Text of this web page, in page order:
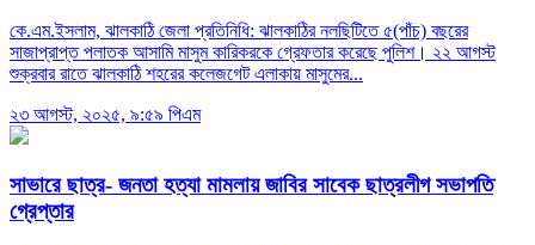
কে.এম.ইসলাম, ঝালকাঠি জেলা প্রতিনিধি: ঝালকাঠির নলছিটিতে ৫(পাঁচ) বছরের
সাজাপ্রাপ্ত পলাতক আসামি মাসুম কারিকরকে গ্রেফতার করেছে পুলিশ। ২২ আগস্ট
শুক্রবার রাতে ঝালকাঠি শহরের কলেজগেট এলাকায় মাসুমের...
২৩ আগস্ট, ২০২৫, ৯:৫৯ পিএম
সাভারে ছাত্র- জনতা হত্যা মামলায় জাবির সাবেক ছাত্রলীগ সভাপতি
গ্রেপ্তার